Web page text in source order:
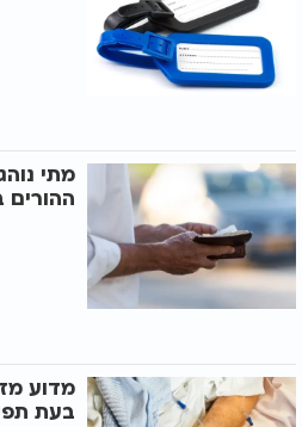
מתי
ההורים
מדוע
בעת